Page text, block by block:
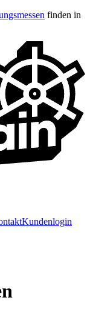
finden in
Kundenlogin